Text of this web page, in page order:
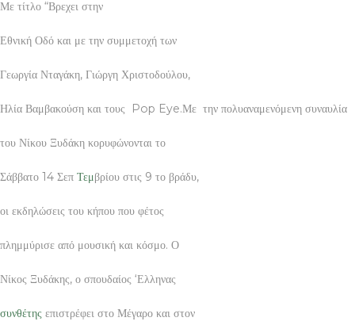
Με τίτλο “Βρεχει στην
Εθνική Οδό και με την συμμετοχή των
Γεωργία Νταγάκη, Γιώργη Χριστοδούλου,
Ηλία Βαμβακούση και τους Pop Eye.Με την πολυαναμενόμενη συναυλία
του Νίκου Ξυδάκη κορυφώνονται το
Σάββατο 14 Σεπ Τεμβρίου στις 9 το βράδυ,
οι εκδηλώσεις του κήπου που φέτος
πλημμύρισε από μουσική και κόσμο. Ο
Νίκος Ξυδάκης, ο σπουδαίος ‘Ελληνας
συνθέτης επιστρέφει στο Μέγαρο και στον